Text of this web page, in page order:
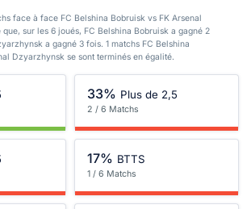
face à face FC Belshina Bobruisk vs FK Arsenal
sur les 6 joués, FC Belshina Bobruisk a gagné 2
a gagné 3 fois. 1 matchs FC Belshina
Dzyarzhynsk se sont terminés en égalité.
33% Plus de 2,5
2 / 6 Matchs
17% BTTS
1 / 6 Matchs